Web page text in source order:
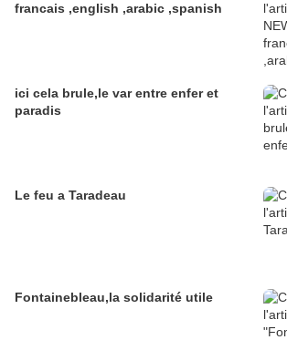
francais ,english ,arabic ,spanish
ici cela brule,le var entre enfer et
paradis
Le feu a Taradeau
Fontainebleau,la solidarité utile